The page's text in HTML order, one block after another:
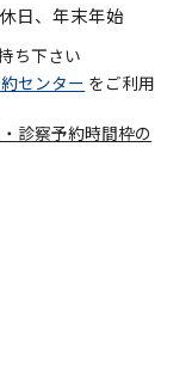
日、年末年始
ち下さい
センター をご利用
診察予約時間枠の